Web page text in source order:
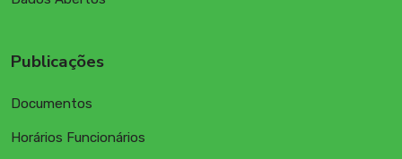
Publicações
Documentos
Horários Funcionários